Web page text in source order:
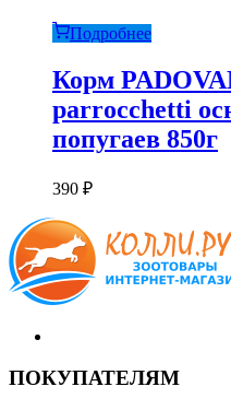
Подробнее
Корм
parrocchetti
попугаев 850г
390 ₽
ПОКУПАТЕЛЯМ